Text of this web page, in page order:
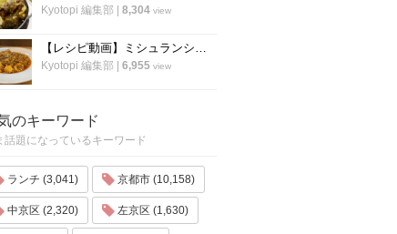
Kyotopi 編集部 8,304 view
【レシピ動画】ミシュランシェフ直伝レシピ！絶品、麻婆豆腐の作り方『中国料理 菜格』
Kyotopi 編集部 6,955 view
のキーワード
話題になっているキーワード
ランチ (3,041) 京都市 (10,158)
中京区 (2,320) 左京区 (1,630)